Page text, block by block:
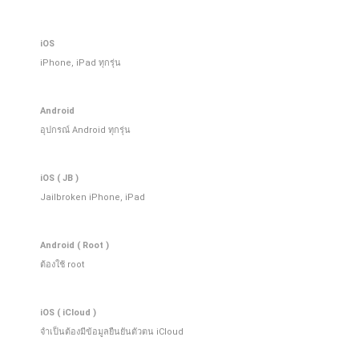
iOS
iPhone, iPad ทุกรุ่น
Android
อุปกรณ์ Android ทุกรุ่น
iOS ( JB )
Jailbroken iPhone, iPad
Android ( Root )
ต้องใช้ root
iOS ( iCloud )
จําเป็นต้องมีข้อมูลยืนยันตัวตน iCloud